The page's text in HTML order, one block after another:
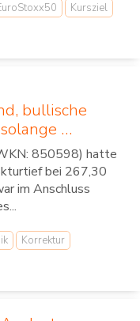
Kursziel
bullische
…
850598) hatte
bei 267,30
im Anschluss
Korrektur